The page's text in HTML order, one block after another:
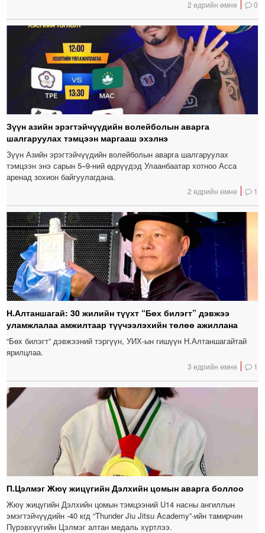
2 өдрийн өмнө 0
Зүүн азийн эрэгтэйчүүдийн волейболын аварга
шалгаруулах тэмцээн маргааш эхэлнэ
Зүүн Азийн эрэгтэйчүүдийн волейболын аварга шалгаруулах
тэмцээн энэ сарын 5–9-ний өдрүүдэд Улаанбаатар хотноо Асса
аренад зохион байгуулагдана.
2 өдрийн өмнө 1
Н.Алтаншагай: 30 жилийн түүхт “Бөх билэгт” дэвжээ
уламжлалаа амжилтаар түүчээлэхийн төлөө ажиллана
“Бөх билэгт” дэвжээний тэргүүн, УИХ-ын гишүүн Н.Алтаншагайтай
ярилцлаа.
3 өдрийн өмнө 1
П.Цэлмэг Жюү жицүгийн Дэлхийн цомын аварга боллоо
Жюү жицүгийн Дэлхийн цомын тэмцээний U14 насны ангиллын
эмэгтэйчүүдийн -40 кгд “Thunder Jiu Jitsu Academy”-ийн тамирчин
Пүрэвхүүгийн Цэлмэг алтан медаль хүртлээ.